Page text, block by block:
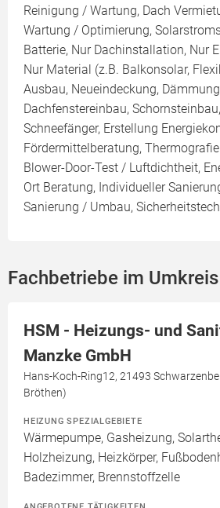
Reinigung / Wartung, Dach
Wartung / Optimierung,
Batterie, Nur Dachinstallation, Nur
Nur Material (z.B. Balkonsolar,
Ausbau, Neueindeckung,
Dachfenstereinbau,
Schneefänger, Erstellung
Fördermittelberatung,
Blower-Door-Test / Luftdichtheit,
Ort Beratung, Individueller
Sanierung / Umbau,
Fachbetriebe im
HSM - Heizungs- und
Manzke GmbH
Hans-Koch-Ring12, 21493
Bröthen)
HEIZUNG SPEZIALGEBIETE
Wärmepumpe, Gasheizung,
Holzheizung, Heizkörper,
Badezimmer, Brennstoffzelle